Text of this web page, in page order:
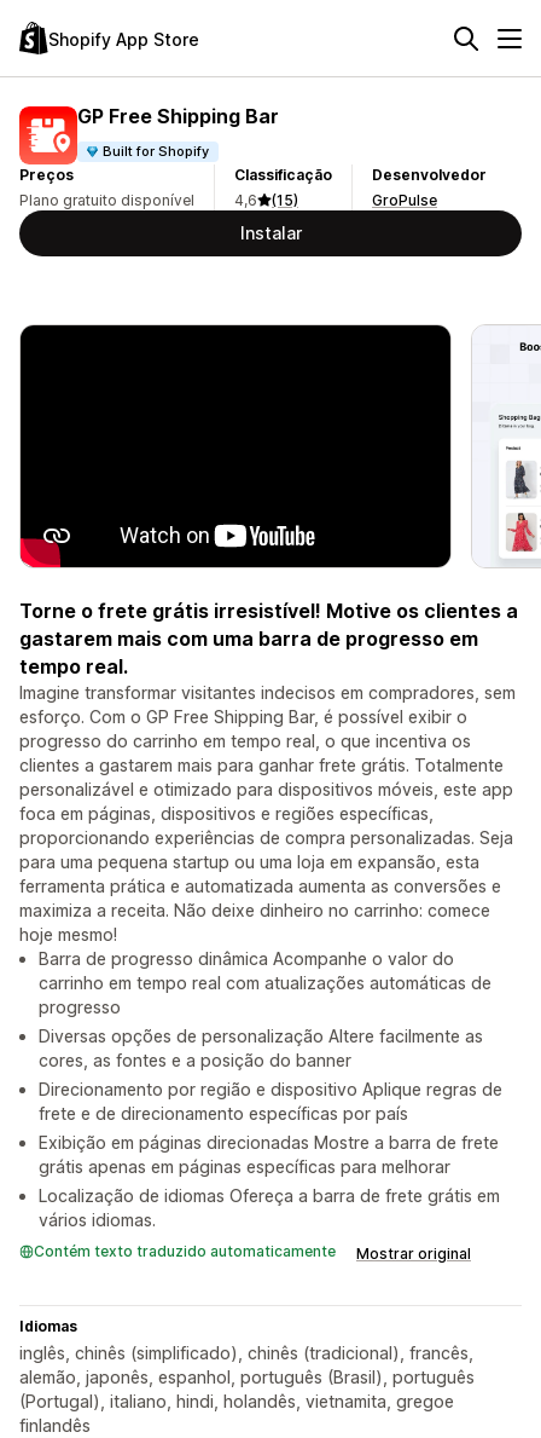
Shopify App Store
GP Free Shipping Bar
Built for Shopify
Preços
Plano gratuito disponível
Classificação
4,6
(15)
Desenvolvedor
GroPulse
Instalar
Torne o frete grátis irresistível! Motive os clientes a
gastarem mais com uma barra de progresso em
tempo real.
Imagine transformar visitantes indecisos em compradores, sem
esforço. Com o GP Free Shipping Bar, é possível exibir o
progresso do carrinho em tempo real, o que incentiva os
clientes a gastarem mais para ganhar frete grátis. Totalmente
personalizável e otimizado para dispositivos móveis, este app
foca em páginas, dispositivos e regiões específicas,
proporcionando experiências de compra personalizadas. Seja
para uma pequena startup ou uma loja em expansão, esta
ferramenta prática e automatizada aumenta as conversões e
maximiza a receita. Não deixe dinheiro no carrinho: comece
hoje mesmo!
Barra de progresso dinâmica Acompanhe o valor do
carrinho em tempo real com atualizações automáticas de
progresso
Diversas opções de personalização Altere facilmente as
cores, as fontes e a posição do banner
Direcionamento por região e dispositivo Aplique regras de
frete e de direcionamento específicas por país
Exibição em páginas direcionadas Mostre a barra de frete
grátis apenas em páginas específicas para melhorar
Localização de idiomas Ofereça a barra de frete grátis em
vários idiomas.
Contém texto traduzido automaticamente Mostrar original
Idiomas
inglês, chinês (simplificado), chinês (tradicional), francês,
alemão, japonês, espanhol, português (Brasil), português
(Portugal), italiano, hindi, holandês, vietnamita, gregoe
finlandês